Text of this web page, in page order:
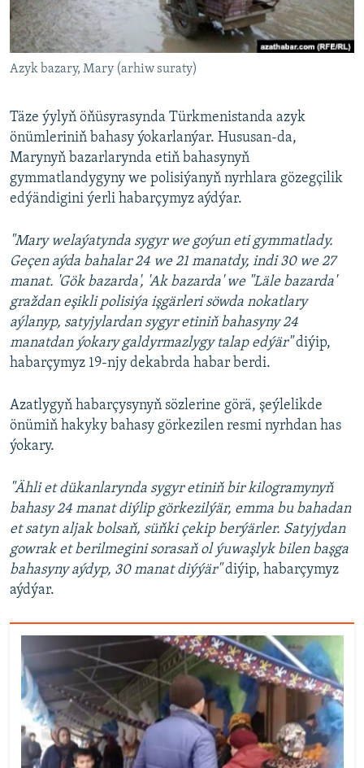
Azyk bazary, Mary (arhiw suraty)
Täze ýylyň öňüsyrasynda Türkmenistanda azyk
önümleriniň bahasy ýokarlanýar. Hususan-da,
Marynyň bazarlarynda etiň bahasynyň
gymmatlandygyny we polisiýanyň nyrhlara gözegçilik
edýändigini ýerli habarçymyz aýdýar.
"Mary welaýatynda sygyr we goýun eti gymmatlady.
Geçen aýda bahalar 24 we 21 manatdy, indi 30 we 27
manat. 'Gök bazarda', 'Ak bazarda' we "Läle bazarda'
graždan eşikli polisiýa işgärleri söwda nokatlary
aýlanyp, satyjylardan sygyr etiniň bahasyny 24
manatdan ýokary galdyrmazlygy talap edýär"diýip,
habarçymyz 19-njy dekabrda habar berdi.
Azatlygyň habarçysynyň sözlerine görä, şeýlelikde
önümiň hakyky bahasy görkezilen resmi nyrhdan has
ýokary.
"Ähli et dükanlarynda sygyr etiniň bir kilogramynyň
bahasy 24 manat diýlip görkezilýär, emma bu bahadan
et satyn aljak bolsaň, süňki çekip berýärler. Satyjydan
gowrak et berilmegini sorasaň ol ýuwaşlyk bilen başga
bahasyny aýdyp, 30 manat diýýär"diýip, habarçymyz
aýdýar.